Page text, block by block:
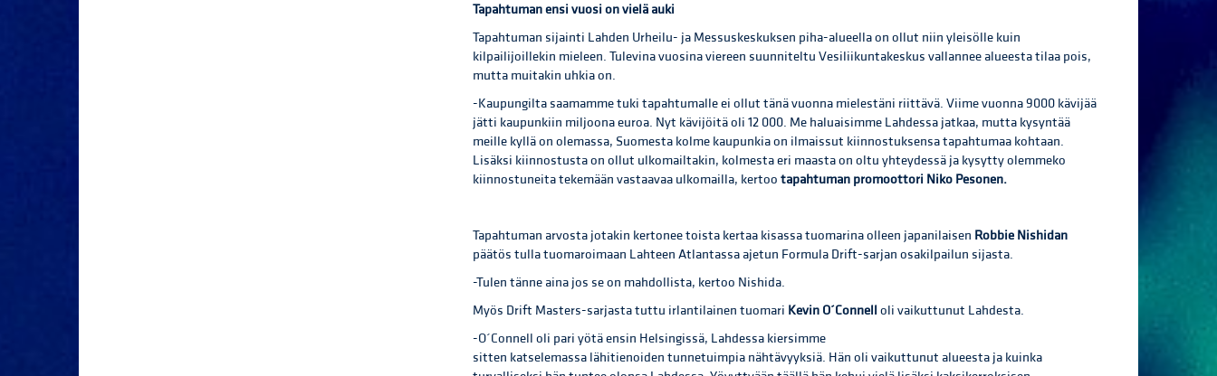
Tapahtuman ensi vuosi on vielä auki
Tapahtuman sijainti Lahden Urheilu- ja Messuskeskuksen piha-alueella on ollut niin yleisölle kuin
kilpailijoillekin mieleen. Tulevina vuosina viereen suunniteltu Vesiliikuntakeskus vallannee alueesta tilaa pois,
mutta muitakin uhkia on.
-Kaupungilta saamamme tuki tapahtumalle ei ollut tänä vuonna mielestäni riittävä. Viime vuonna 9000 kävijää
jätti kaupunkiin miljoona euroa. Nyt kävijöitä oli 12 000. Me haluaisimme Lahdessa jatkaa, mutta kysyntää
meille kyllä on olemassa, Suomesta kolme kaupunkia on ilmaissut kiinnostuksensa tapahtumaa kohtaan.
Lisäksi kiinnostusta on ollut ulkomailtakin, kolmesta eri maasta on oltu yhteydessä ja kysytty olemmeko
kiinnostuneita tekemään vastaavaa ulkomailla, kertoo tapahtuman promoottori Niko Pesonen.
Tapahtuman arvosta jotakin kertonee toista kertaa kisassa tuomarina olleen japanilaisen Robbie Nishidan
päätös tulla tuomaroimaan Lahteen Atlantassa ajetun Formula Drift-sarjan osakilpailun sijasta.
-Tulen tänne aina jos se on mahdollista, kertoo Nishida.
Myös Drift Masters-sarjasta tuttu irlantilainen tuomari Kevin O´Connell oli vaikuttunut Lahdesta.
-O´Connell oli pari yötä ensin Helsingissä, Lahdessa kiersimme
sitten katselemassa lähitienoiden tunnetuimpia nähtävyyksiä. Hän oli vaikuttunut alueesta ja kuinka